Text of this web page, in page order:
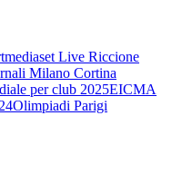
Live Riccione
Milano Cortina
per club 2025EICMA
Olimpiadi Parigi